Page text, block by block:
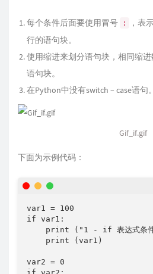
每个条件后面要使用冒号 :
，表
行的语句块。
使用缩进来划分语句块，相同缩
语句块。
在Python中没有switch – case语句。
Gif_if.gif
下面为示例代码：
var1 = 100
if var1:
print ("1 - if 表达式条
    print (var1)
var2 = 0
if var2: